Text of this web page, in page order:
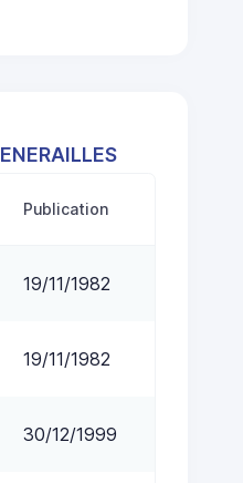
Publication
19/11/1982
19/11/1982
30/12/1999